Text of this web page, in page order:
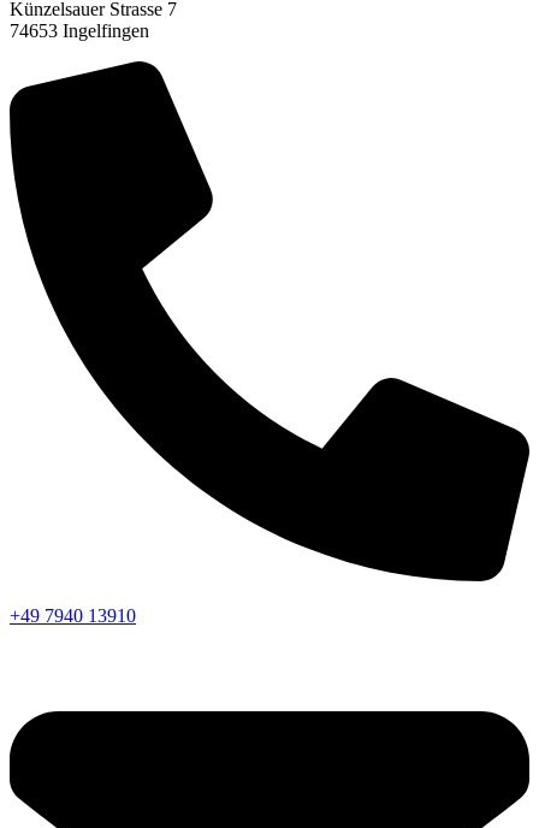
Künzelsauer Strasse 7
74653 Ingelfingen
+49 7940 13910